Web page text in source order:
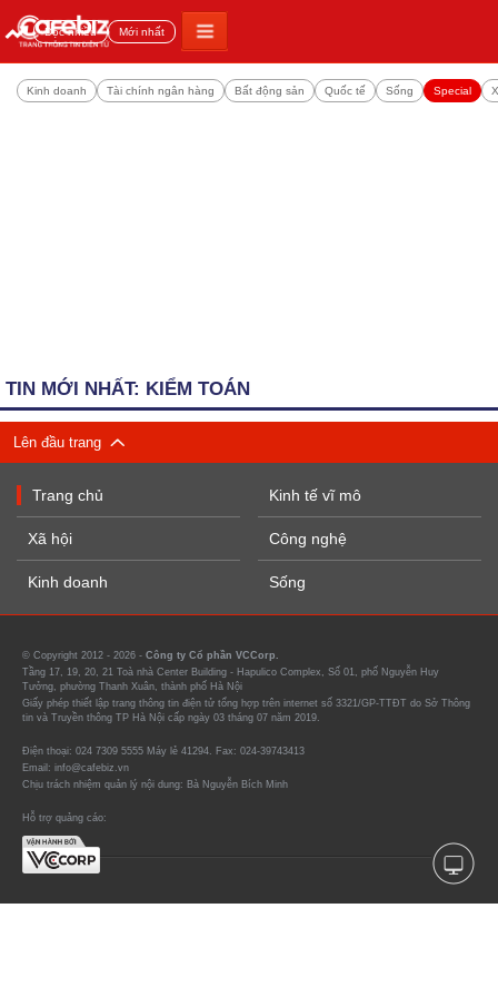
Đọc nhiều Mới nhất
Kinh doanh Tài chính ngân hàng Bất động sản Quốc tế Sống Special
TIN MỚI NHẤT: KIỂM TOÁN
Lên đầu trang
Trang chủ
Xã hội
Kinh doanh
Kinh tế vĩ mô
Công nghệ
Sống
© Copyright 2012 - 2026 - Công ty Cổ phần VCCorp.
Tầng 17, 19, 20, 21 Toà nhà Center Building - Hapulico Complex, Số 01, phố Nguyễn Huy
Tưởng, phường Thanh Xuân, thành phố Hà Nội
Giấy phép thiết lập trang thông tin điện tử tổng hợp trên internet số 3321/GP-TTĐT do Sở Thông
tin và Truyền thông TP Hà Nội cấp ngày 03 tháng 07 năm 2019.
Điện thoại: 024 7309 5555 Máy lẻ 41294. Fax: 024-39743413
Email: info@cafebiz.vn
Chịu trách nhiệm quản lý nội dung: Bà Nguyễn Bích Minh
Hỗ trợ quảng cáo: